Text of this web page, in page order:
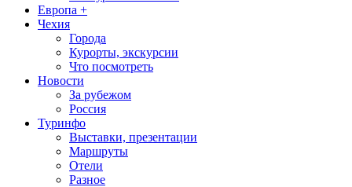
Европа +
Чехия
Города
Курорты, экскурсии
Что посмотреть
Новости
За рубежом
Россия
Туринфо
Выставки, презентации
Маршруты
Отели
Разное